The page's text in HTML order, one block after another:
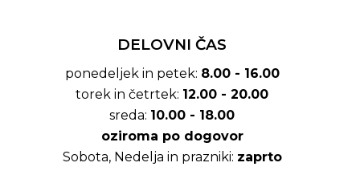
DELOVNI ČAS
ponedeljek in petek: 8.00 - 16.00
torek in četrtek: 12.00 - 20.00
sreda: 10.00 - 18.00
oziroma po dogovor
Sobota, Nedelja in prazniki: zaprto